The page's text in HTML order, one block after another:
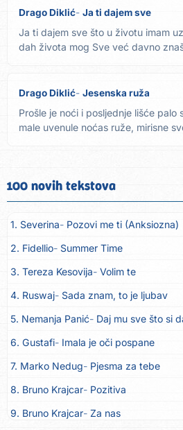
Drago Diklić Ja ti dajem sve
Ja ti dajem sve što u životu imam
dah života mog Sve već davno
Drago Diklić Jesenska ruža
Prošle je noći i posljednje lišće palo
male uvenule noćas ruže, mirisne
100 novih tekstova
1. Severina Pozovi me ti (Anksiozna)
2. Fidellio Summer Time
3. Tereza Kesovija Volim te
4. Ruswaj Sada znam, to je ljubav
5. Nemanja Panić Daj mu sve što si
6. Gustafi Imala je oči pospane
7. Marko Nedug Pjesma za tebe
8. Bruno Krajcar Pozitiva
9. Bruno Krajcar Za nas